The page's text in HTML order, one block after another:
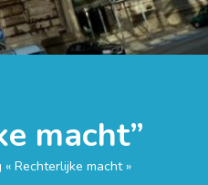
macht”
Rechterlijke macht »